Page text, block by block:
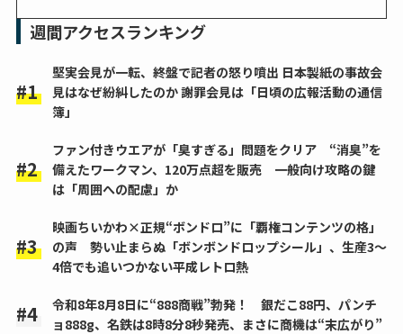
週間アクセスランキング
堅実会見が一転、終盤で記者の怒り噴出 日本製紙の事故会
見はなぜ紛糾したのか 謝罪会見は「日頃の広報活動の通信
簿」
ファン付きウエアが「臭すぎる」問題をクリア “消臭”を
備えたワークマン、120万点超を販売 一般向け攻略の鍵
は「周囲への配慮」か
映画ちいかわ×正規“ボンドロ”に「覇権コンテンツの格」
の声 勢い止まらぬ「ボンボンドロップシール」、生産3～
4倍でも追いつかない平成レトロ熱
令和8年8月8日に“888商戦”勃発！ 銀だこ88円、パンチ
ョ888g、名鉄は8時8分8秒発売、まさに商機は“末広がり”